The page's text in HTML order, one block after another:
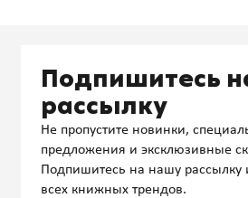
Подпишитесь
рассылку
Не пропустите новинки,
предложения и эксклюзивные
Подпишитесь на нашу рассылку
всех книжных трендов.